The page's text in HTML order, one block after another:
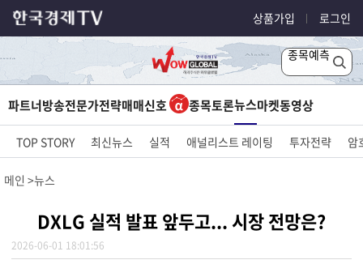
상품가입 로그인
종목예측
파트너방송전문가전략매매신호 종목토론뉴스마켓동영상
TOP STORY 최신뉴스 실적 애널리스트 레이팅 투자전략 암
메인 뉴스
DXLG 실적 발표 앞두고... 시장 전망은?
2026-06-01 18:01:56